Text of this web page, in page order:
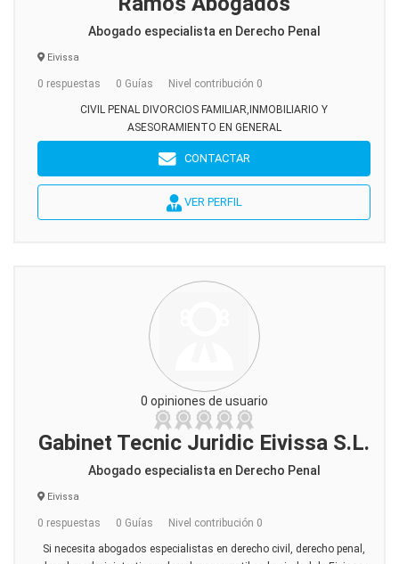
Abogado especialista en Derecho Penal
Eivissa
0 respuestas 0 Guías Nivel contribución 0
CIVIL PENAL DIVORCIOS FAMILIAR,INMOBILIARIO Y
ASESORAMIENTO EN GENERAL
CONTACTAR
VER PERFIL
0 opiniones de usuario
Gabinet Tecnic Juridic Eivissa S.L.
Abogado especialista en Derecho Penal
Eivissa
0 respuestas 0 Guías Nivel contribución 0
Si necesita abogados especialistas en derecho civil, derecho penal,